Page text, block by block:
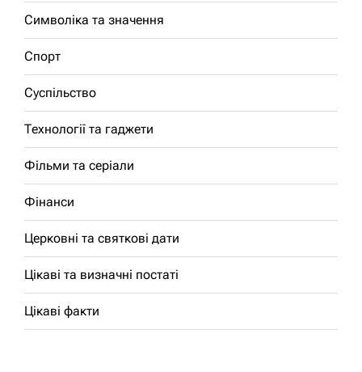
Символіка та значення
Спорт
Суспільство
Технології та гаджети
Фільми та серіали
Фінанси
Церковні та святкові дати
Цікаві та визначні постаті
Цікаві факти